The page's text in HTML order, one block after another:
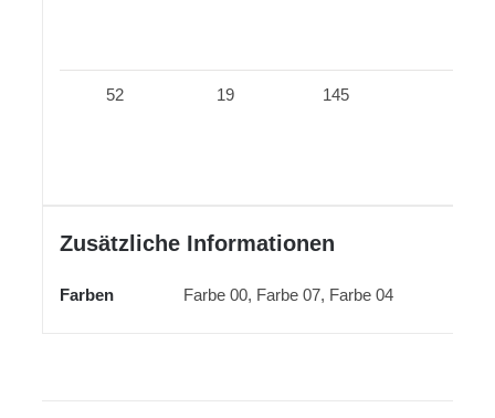
52 19 145
Zusätzliche Informationen
Farben Farbe 00, Farbe 07, Farbe 04